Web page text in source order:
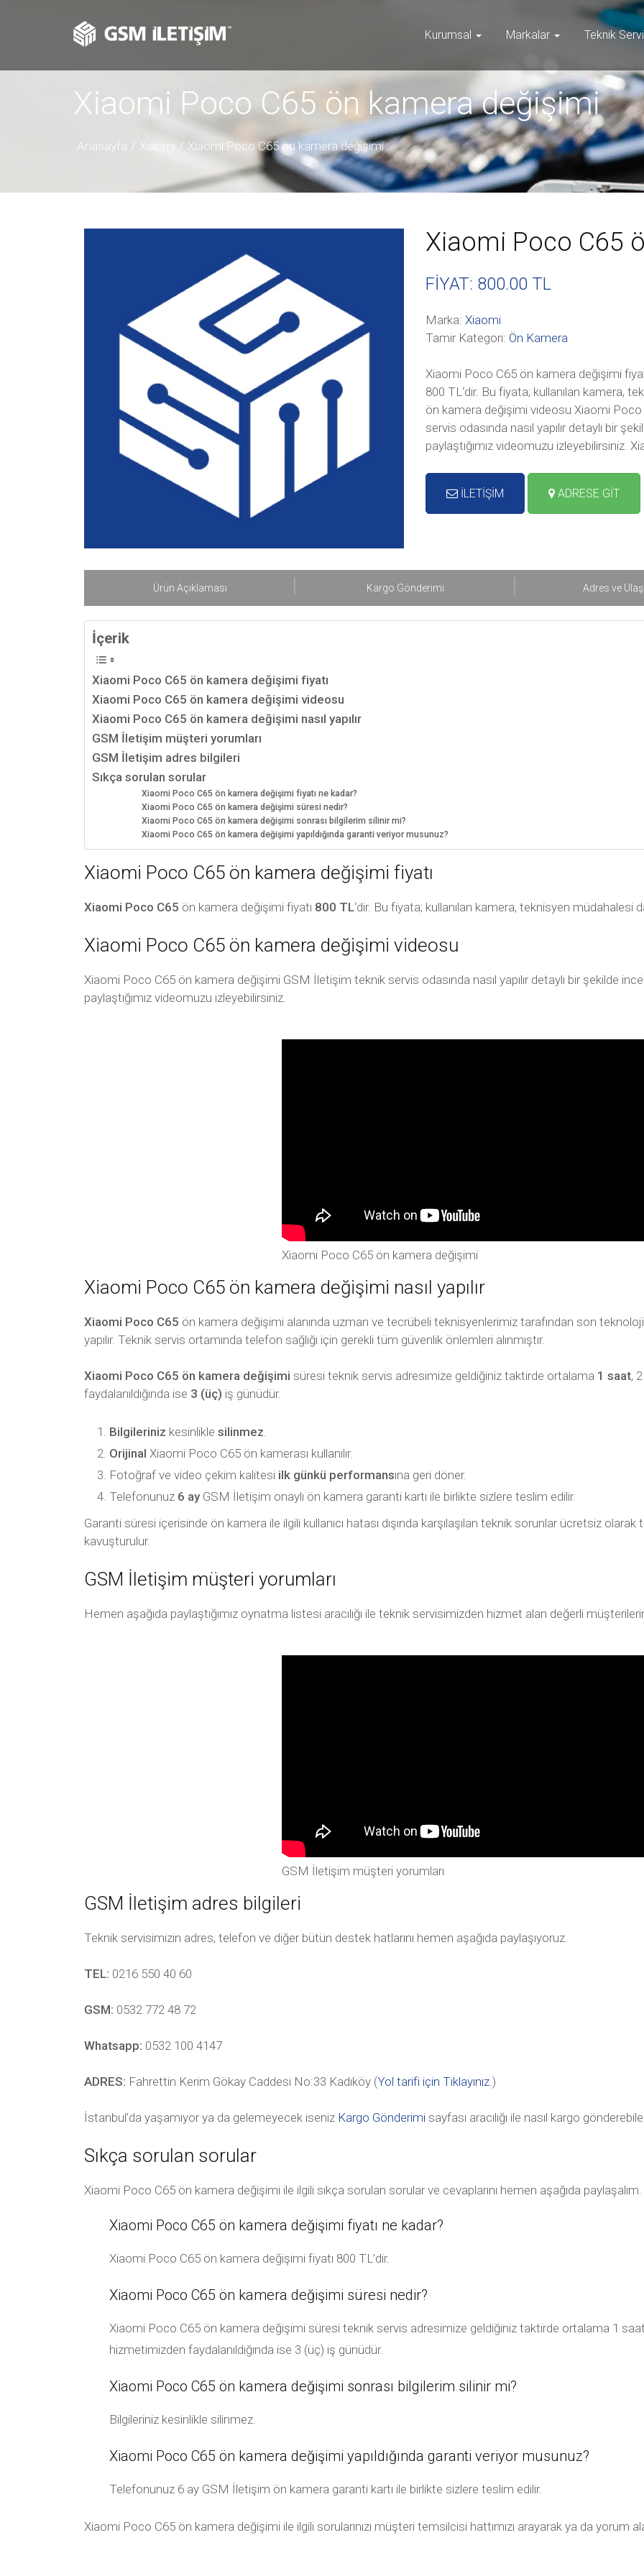
Kurumsal Markalar Teknik
Xiaomi Poco C65 ön kamera değişimi
Anasayfa Xiaomi Xiaomi Poco C65 ön kamera değişimi
Xiaomi Poco C65
FİYAT: 800.00 TL
Marka: Xiaomi
Tamir Kategori: Ön Kamera
Xiaomi Poco C65 ön kamera değişimi
800 TL‘dir. Bu fiyata; kullanılan kamera,
ön kamera değişimi videosu Xiaomi
servis odasında nasıl yapılır detaylı bir
paylaştığımız videomuzu izleyebilirsiniz.
İLETİŞİM ADRESE GİT
Ürün Açıklaması Kargo Gönderimi Adres ve
İçerik
Xiaomi Poco C65 ön kamera değişimi fiyatı
Xiaomi Poco C65 ön kamera değişimi videosu
Xiaomi Poco C65 ön kamera değişimi nasıl yapılır
GSM İletişim müşteri yorumları
GSM İletişim adres bilgileri
Sıkça sorulan sorular
Xiaomi Poco C65 ön kamera değişimi fiyatı ne kadar?
Xiaomi Poco C65 ön kamera değişimi süresi nedir?
Xiaomi Poco C65 ön kamera değişimi sonrası bilgilerim silinir mi?
Xiaomi Poco C65 ön kamera değişimi yapıldığında garanti veriyor musunuz?
Xiaomi Poco C65 ön kamera değişimi fiyatı
Xiaomi Poco C65 ön kamera değişimi fiyatı 800 TL‘dir. Bu fiyata; kullanılan kamera, teknisyen müdahalesi
Xiaomi Poco C65 ön kamera değişimi videosu
Xiaomi Poco C65 ön kamera değişimi GSM İletişim teknik servis odasında nasıl yapılır detaylı bir şekilde
paylaştığımız videomuzu izleyebilirsiniz.
Xiaomi Poco C65 ön kamera değişimi
Xiaomi Poco C65 ön kamera değişimi nasıl yapılır
Xiaomi Poco C65 ön kamera değişimi alanında uzman ve tecrübeli teknisyenlerimiz tarafından son
yapılır. Teknik servis ortamında telefon sağlığı için gerekli tüm güvenlik önlemleri alınmıştır.
Xiaomi Poco C65 ön kamera değişimi süresi teknik servis adresimize geldiğiniz taktirde ortalama 1 saat,
faydalanıldığında ise 3 (üç) iş günüdür.
Bilgileriniz kesinlikle silinmez.
Orijinal Xiaomi Poco C65 ön kamerası kullanılır.
Fotoğraf ve video çekim kalitesi ilk günkü performansına geri döner.
Telefonunuz 6 ayGSM İletişim onaylı ön kamera garanti kartı ile birlikte sizlere teslim edilir.
Garanti süresi içerisinde ön kamera ile ilgili kullanıcı hatası dışında karşılaşılan teknik sorunlar ücretsiz
kavuşturulur.
GSM İletişim müşteri yorumları
Hemen aşağıda paylaştığımız oynatma listesi aracılığı ile teknik servisimizden hizmet alan değerli
GSM İletişim müşteri yorumları
GSM İletişim adres bilgileri
Teknik servisimizin adres, telefon ve diğer bütün destek hatlarını hemen aşağıda paylaşıyoruz.
TEL: 0216 550 40 60
GSM: 0532 772 48 72
Whatsapp: 0532 100 4147
ADRES: Fahrettin Kerim Gökay Caddesi No:33 Kadıköy (Yol tarifi için Tıklayınız.)
İstanbul’da yaşamıyor ya da gelemeyecek iseniz Kargo Gönderimi sayfası aracılığı ile nasıl kargo
Sıkça sorulan sorular
Xiaomi Poco C65 ön kamera değişimi ile ilgili sıkça sorulan sorular ve cevaplarını hemen aşağıda paylaşalım.
Xiaomi Poco C65 ön kamera değişimi fiyatı ne kadar?
Xiaomi Poco C65 ön kamera değişimi fiyatı 800 TL’dir.
Xiaomi Poco C65 ön kamera değişimi süresi nedir?
Xiaomi Poco C65 ön kamera değişimi süresi teknik servis adresimize geldiğiniz taktirde ortalama 1
hizmetimizden faydalanıldığında ise 3 (üç) iş günüdür.
Xiaomi Poco C65 ön kamera değişimi sonrası bilgilerim silinir mi?
Bilgileriniz kesinlikle silinmez.
Xiaomi Poco C65 ön kamera değişimi yapıldığında garanti veriyor musunuz?
Telefonunuz 6 ay GSM İletişim ön kamera garanti kartı ile birlikte sizlere teslim edilir.
Xiaomi Poco C65 ön kamera değişimi ile ilgili sorularınızı müşteri temsilcisi hattımızı arayarak ya da yorum